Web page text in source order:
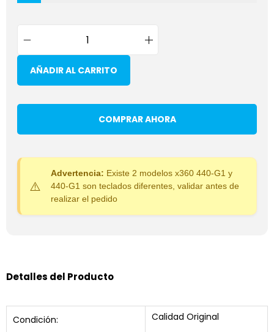
AÑADIR AL CARRITO
COMPRAR AHORA
Advertencia: Existe 2 modelos x360 440-G1 y
440-G1 son teclados diferentes, validar antes de
realizar el pedido
Detalles del Producto
Condición: Calidad Original